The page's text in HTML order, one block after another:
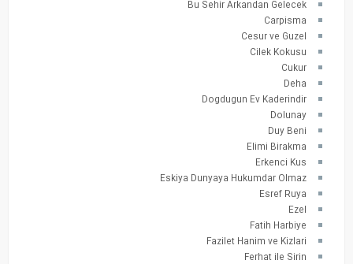
Bu Sehir Arkandan Gelecek
Carpisma
Cesur ve Guzel
Cilek Kokusu
Cukur
Deha
Dogdugun Ev Kaderindir
Dolunay
Duy Beni
Elimi Birakma
Erkenci Kus
Eskiya Dunyaya Hukumdar Olmaz
Esref Ruya
Ezel
Fatih Harbiye
Fazilet Hanim ve Kizlari
Ferhat ile Sirin